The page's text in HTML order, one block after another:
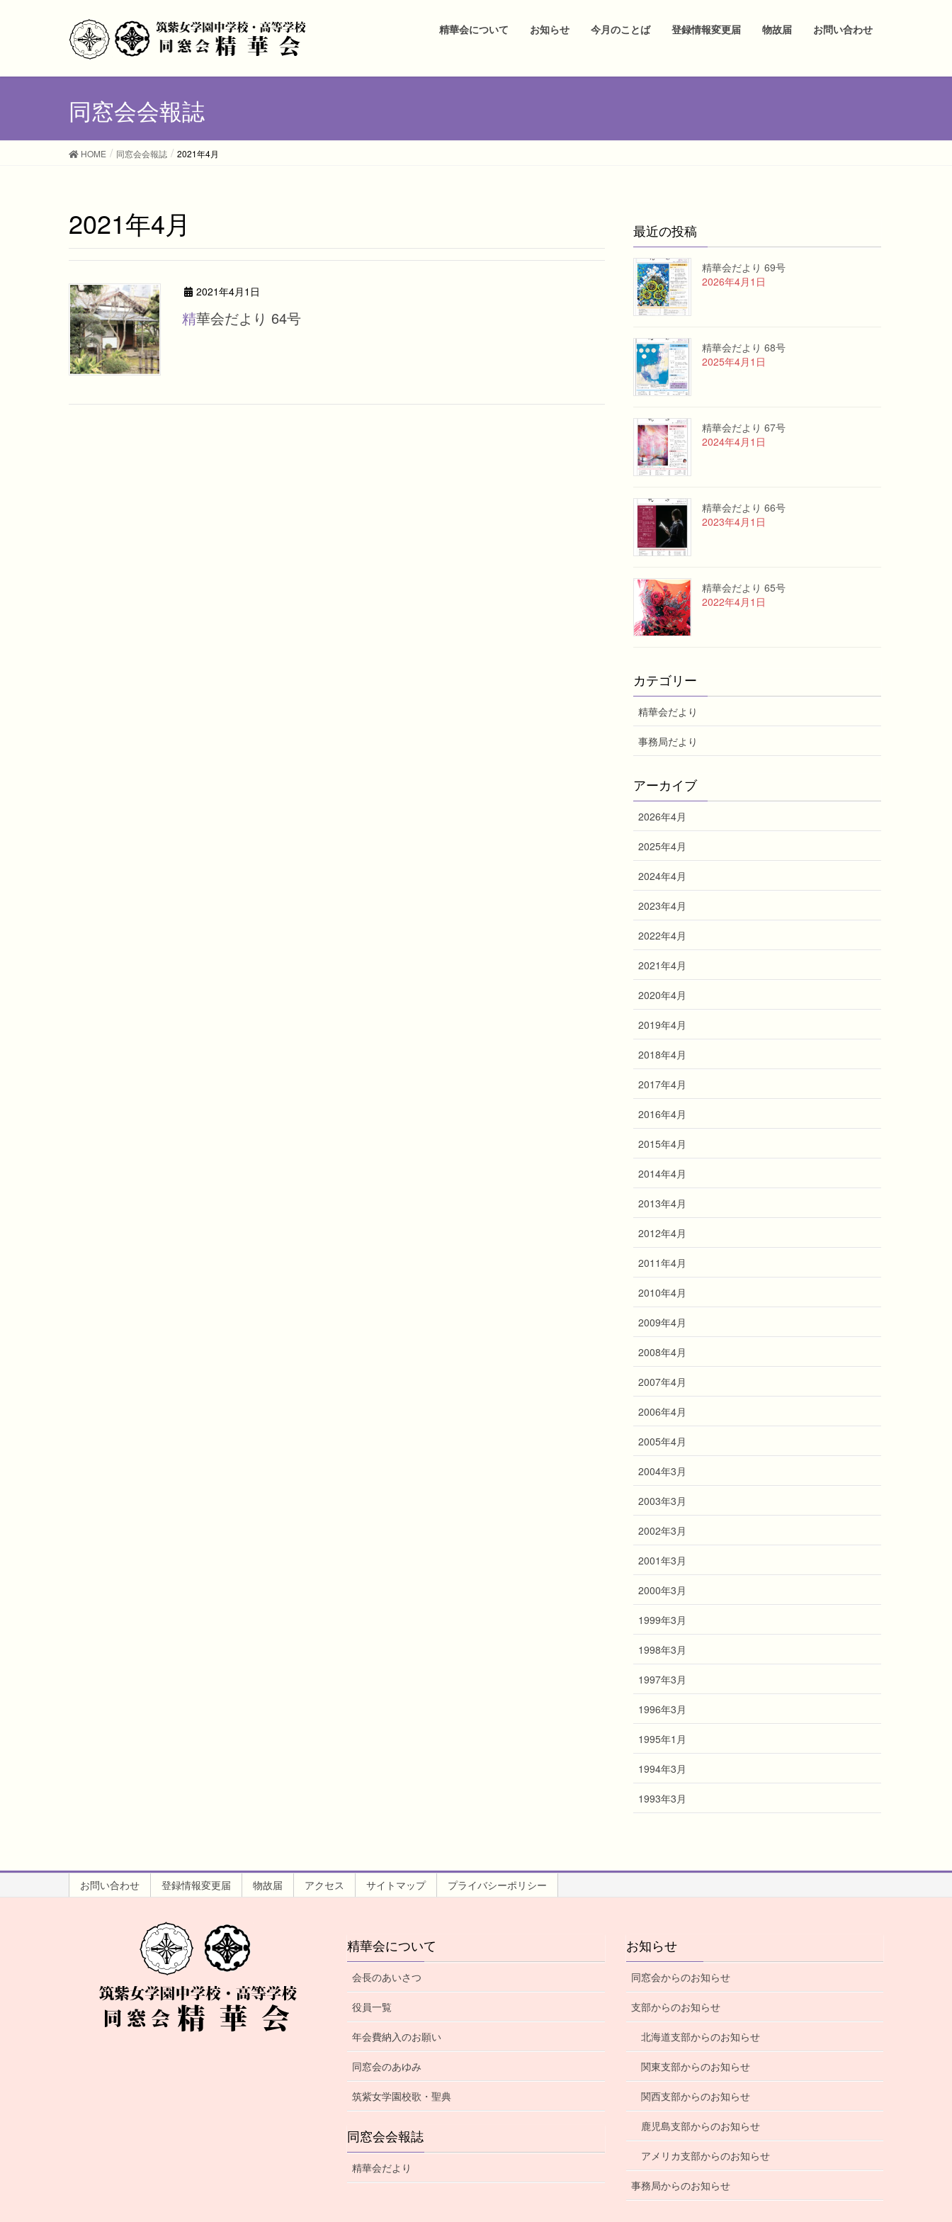
精華会について お知らせ 今月のことば 登録情報変更届 物故届 お問い合わせ
同窓会会報誌
HOME 同窓会会報誌 2021年4月
2021年4月
2021年4月1日
精華会だより 64号
最近の投稿
精華会だより 69号
2026年4月1日
精華会だより 68号
2025年4月1日
精華会だより 67号
2024年4月1日
精華会だより 66号
2023年4月1日
精華会だより 65号
2022年4月1日
カテゴリー
精華会だより
事務局だより
アーカイブ
2026年4月
2025年4月
2024年4月
2023年4月
2022年4月
2021年4月
2020年4月
2019年4月
2018年4月
2017年4月
2016年4月
2015年4月
2014年4月
2013年4月
2012年4月
2011年4月
2010年4月
2009年4月
2008年4月
2007年4月
2006年4月
2005年4月
2004年3月
2003年3月
2002年3月
2001年3月
2000年3月
1999年3月
1998年3月
1997年3月
1996年3月
1995年1月
1994年3月
1993年3月
お問い合わせ 登録情報変更届 物故届 アクセス サイトマップ プライバシーポリシー
精華会について
会長のあいさつ
役員一覧
年会費納入のお願い
同窓会のあゆみ
筑紫女学園校歌・聖典
同窓会会報誌
精華会だより
お知らせ
同窓会からのお知らせ
支部からのお知らせ
北海道支部からのお知らせ
関東支部からのお知らせ
関西支部からのお知らせ
鹿児島支部からのお知らせ
アメリカ支部からのお知らせ
事務局からのお知らせ